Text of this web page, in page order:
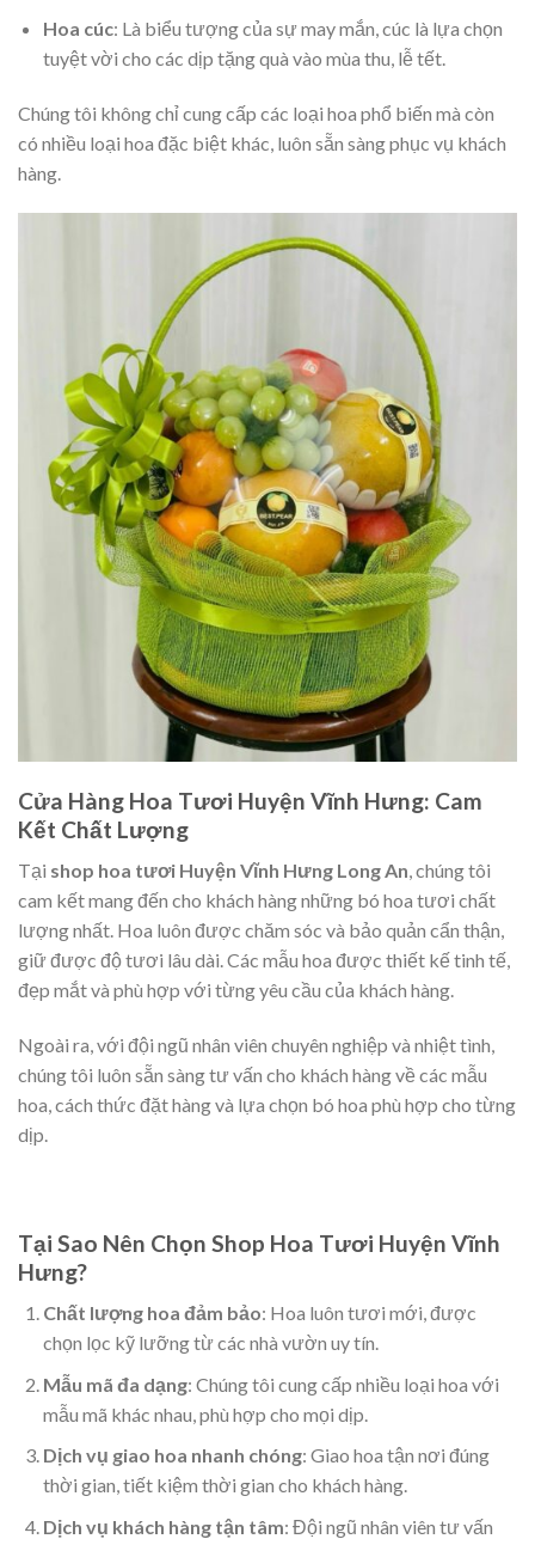
Hoa cúc: Là biểu tượng của sự may mắn, cúc là lựa chọn
tuyệt vời cho các dịp tặng quà vào mùa thu, lễ tết.
Chúng tôi không chỉ cung cấp các loại hoa phổ biến mà còn
có nhiều loại hoa đặc biệt khác, luôn sẵn sàng phục vụ khách
hàng.
Cửa Hàng Hoa Tươi Huyện Vĩnh Hưng: Cam
Kết Chất Lượng
Tại shop hoa tươi Huyện Vĩnh Hưng Long An, chúng tôi
cam kết mang đến cho khách hàng những bó hoa tươi chất
lượng nhất. Hoa luôn được chăm sóc và bảo quản cẩn thận,
giữ được độ tươi lâu dài. Các mẫu hoa được thiết kế tinh tế,
đẹp mắt và phù hợp với từng yêu cầu của khách hàng.
Ngoài ra, với đội ngũ nhân viên chuyên nghiệp và nhiệt tình,
chúng tôi luôn sẵn sàng tư vấn cho khách hàng về các mẫu
hoa, cách thức đặt hàng và lựa chọn bó hoa phù hợp cho từng
dịp.
Tại Sao Nên Chọn Shop Hoa Tươi Huyện Vĩnh
Hưng?
Chất lượng hoa đảm bảo: Hoa luôn tươi mới, được
chọn lọc kỹ lưỡng từ các nhà vườn uy tín.
Mẫu mã đa dạng: Chúng tôi cung cấp nhiều loại hoa với
mẫu mã khác nhau, phù hợp cho mọi dịp.
Dịch vụ giao hoa nhanh chóng: Giao hoa tận nơi đúng
thời gian, tiết kiệm thời gian cho khách hàng.
Dịch vụ khách hàng tận tâm: Đội ngũ nhân viên tư vấn